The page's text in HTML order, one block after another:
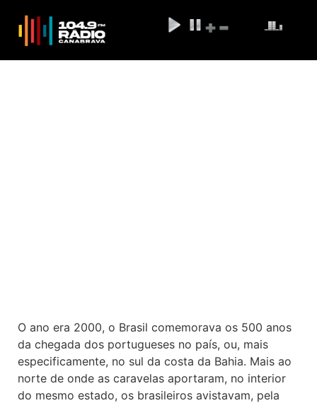
O ano era 2000, o Brasil comemorava os 500 anos
da chegada dos portugueses no país, ou, mais
especificamente, no sul da costa da Bahia. Mais ao
norte de onde as caravelas aportaram, no interior
do mesmo estado, os brasileiros avistavam, pela